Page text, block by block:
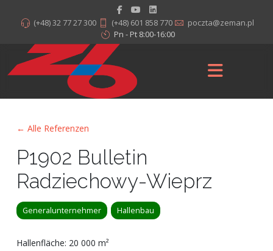
(+48) 32 77 27 300 (+48) 601 858 770
poczta@zeman.pl
Pn - Pt 8:00-16:00
← Alle Referenzen
P1902 Bulletin
Radziechowy-Wieprz
Generalunternehmer Hallenbau
Hallenfläche: 20 000 m²